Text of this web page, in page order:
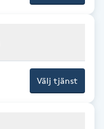
Välj tjänst